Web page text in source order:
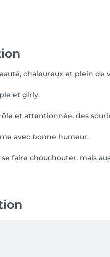
chaleureux et plein de
et girly.
et attentionnée, des
avec bonne humeur.
faire chouchouter, mais